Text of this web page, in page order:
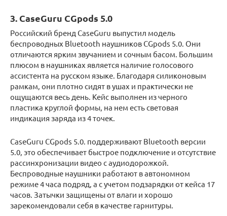
3. CaseGuru CGpods 5.0
Российский бренд CaseGuru выпустил модель
беспроводных Bluetooth наушников CGpods 5.0. Они
отличаются ярким звучанием и сочным басом. Большим
плюсом в наушниках является наличие голосового
ассистента на русском языке. Благодаря силиконовым
рамкам, они плотно сидят в ушах и практически не
ощущаются весь день. Кейс выполнен из черного
пластика круглой формы, на нем есть световая
индикация заряда из 4 точек.
CaseGuru CGpods 5.0. поддерживают Bluetooth версии
5.0, это обеспечивает быстрое подключение и отсутствие
рассинхронизации видео с аудиодорожкой.
Беспроводные наушники работают в автономном
режиме 4 часа подряд, а с учетом подзарядки от кейса 17
часов. Затычки защищены от влаги и хорошо
зарекомендовали себя в качестве гарнитуры.